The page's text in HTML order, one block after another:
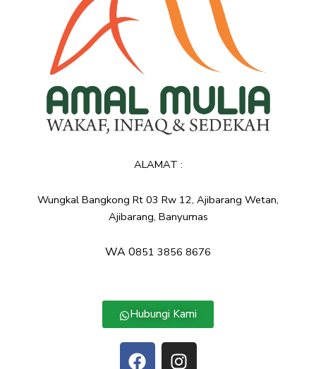
ALAMAT :
Wungkal Bangkong Rt 03 Rw 12, Ajibarang Wetan,
Ajibarang, Banyumas
WA0851 3856 8676
Hubungi Kami
F
I